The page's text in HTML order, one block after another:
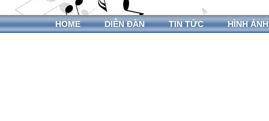
HOME DIỄN ĐÀN TIN TỨC HÌNH ẢNH